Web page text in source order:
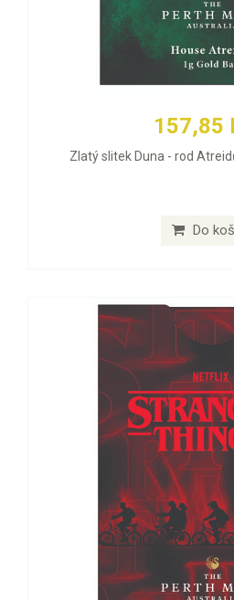
157,85
Zlatý slitek Duna - rod
Do